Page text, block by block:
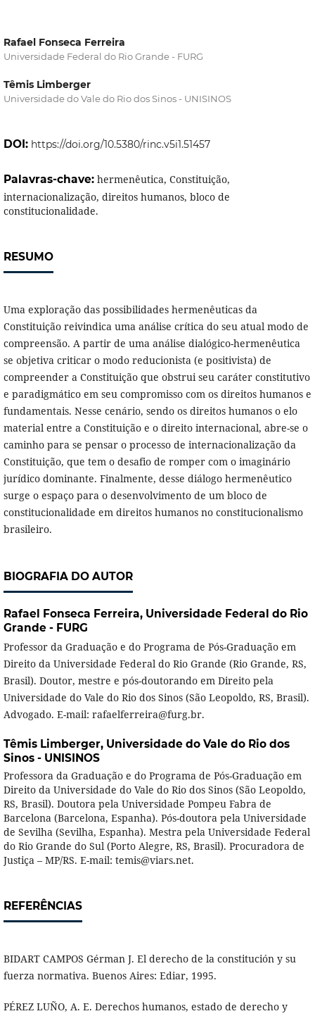
Rafael Fonseca Ferreira
Universidade Federal do Rio Grande - FURG
Têmis Limberger
Universidade do Vale do Rio dos Sinos - UNISINOS
DOI: https://doi.org/10.5380/rinc.v5i1.51457
Palavras-chave: hermenêutica, Constituição,
internacionalização, direitos humanos, bloco de
constitucionalidade.
RESUMO
Uma exploração das possibilidades hermenêuticas da
Constituição reivindica uma análise crítica do seu atual modo de
compreensão. A partir de uma análise dialógico-hermenêutica
se objetiva criticar o modo reducionista (e positivista) de
compreender a Constituição que obstrui seu caráter constitutivo
e paradigmático em seu compromisso com os direitos humanos e
fundamentais. Nesse cenário, sendo os direitos humanos o elo
material entre a Constituição e o direito internacional, abre-se o
caminho para se pensar o processo de internacionalização da
Constituição, que tem o desafio de romper com o imaginário
jurídico dominante. Finalmente, desse diálogo hermenêutico
surge o espaço para o desenvolvimento de um bloco de
constitucionalidade em direitos humanos no constitucionalismo
brasileiro.
BIOGRAFIA DO AUTOR
Rafael Fonseca Ferreira, Universidade Federal do Rio
Grande - FURG
Professor da Graduação e do Programa de Pós-Graduação em
Direito da Universidade Federal do Rio Grande (Rio Grande, RS,
Brasil). Doutor, mestre e pós-doutorando em Direito pela
Universidade do Vale do Rio dos Sinos (São Leopoldo, RS, Brasil).
Advogado. E-mail: rafaelferreira@furg.br.
Têmis Limberger, Universidade do Vale do Rio dos
Sinos - UNISINOS
Professora da Graduação e do Programa de Pós-Graduação em
Direito da Universidade do Vale do Rio dos Sinos (São Leopoldo,
RS, Brasil). Doutora pela Universidade Pompeu Fabra de
Barcelona (Barcelona, Espanha). Pós-doutora pela Universidade
de Sevilha (Sevilha, Espanha). Mestra pela Universidade Federal
do Rio Grande do Sul (Porto Alegre, RS, Brasil). Procuradora de
Justiça – MP/RS. E-mail: temis@viars.net.
REFERÊNCIAS
BIDART CAMPOS Gérman J. El derecho de la constitución y su
fuerza normativa. Buenos Aires: Ediar, 1995.
PÉREZ LUÑO, A. E. Derechos humanos, estado de derecho y